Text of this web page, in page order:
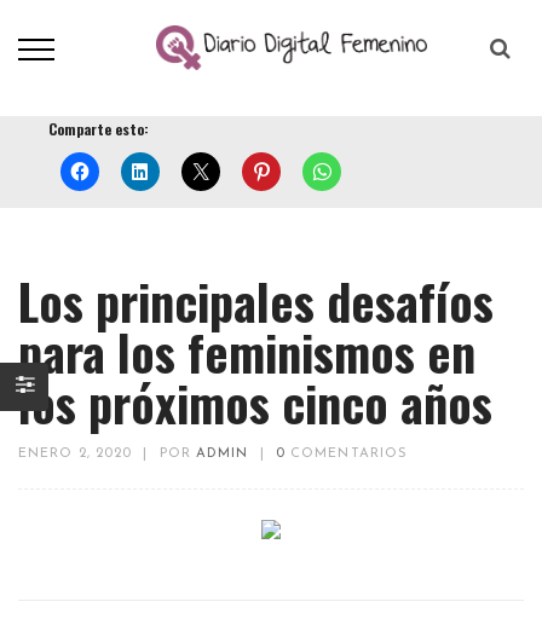
Comparte esto:
Los principales desafíos
para los feminismos en
los próximos cinco años
ENERO 2, 2020 PORADMIN 0 COMENTARIOS